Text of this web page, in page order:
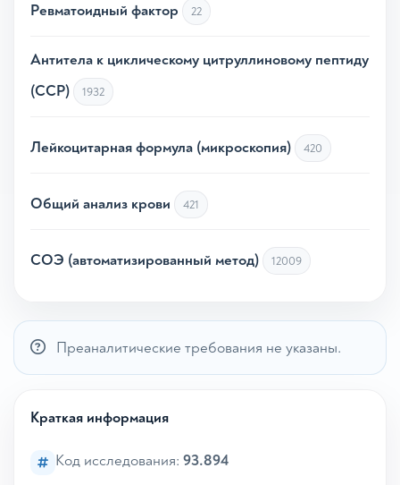
Ревматоидный фактор 22
Антитела к циклическому цитруллиновому пептиду
(ССР)
1932
Лейкоцитарная формула (микроскопия) 420
Общий анализ крови 421
СОЭ (автоматизированный метод) 12009
Преаналитические требования не указаны.
Краткая информация
Код исследования: 93.894